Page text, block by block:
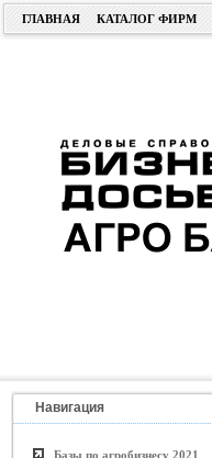
ГЛАВНАЯ КАТАЛОГ ФИРМ
Навигация
Базы по агробизнесу 2021